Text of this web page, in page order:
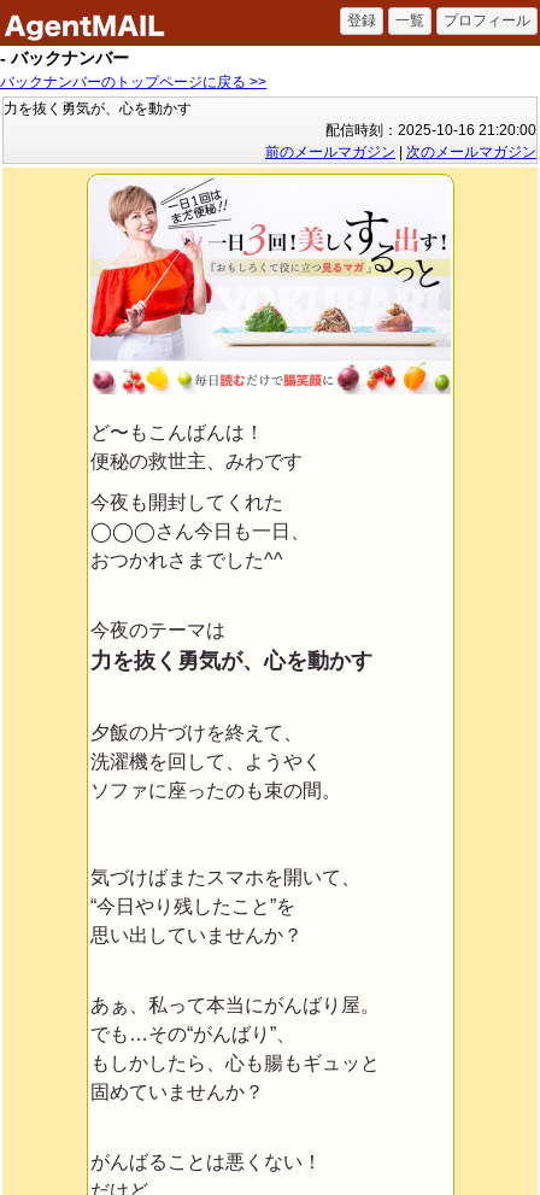
- バックナンバー
バックナンバーのトップページに戻る >>
力を抜く勇気が、心を動かす
配信時刻：2025-10-16 21:20:00
前のメールマガジン
次のメールマガジン
ど〜もこんばんは！
便秘の救世主、みわです
今夜も開封してくれた
◯◯◯さん今日も一日、
おつかれさまでした^^
今夜のテーマは
力を抜く勇気が、心を動かす
夕飯の片づけを終えて、
洗濯機を回して、
ようやく
ソファに座ったのも束の間。
気づけばまたスマホを開いて、
“今日やり残したこと”を
思い出していませんか？
あぁ、私って本当にがんばり屋。
でも…その“がんばり”、
もしかしたら、心も腸もギュッと
固めていませんか？
がんばることは悪くない！
だけど、